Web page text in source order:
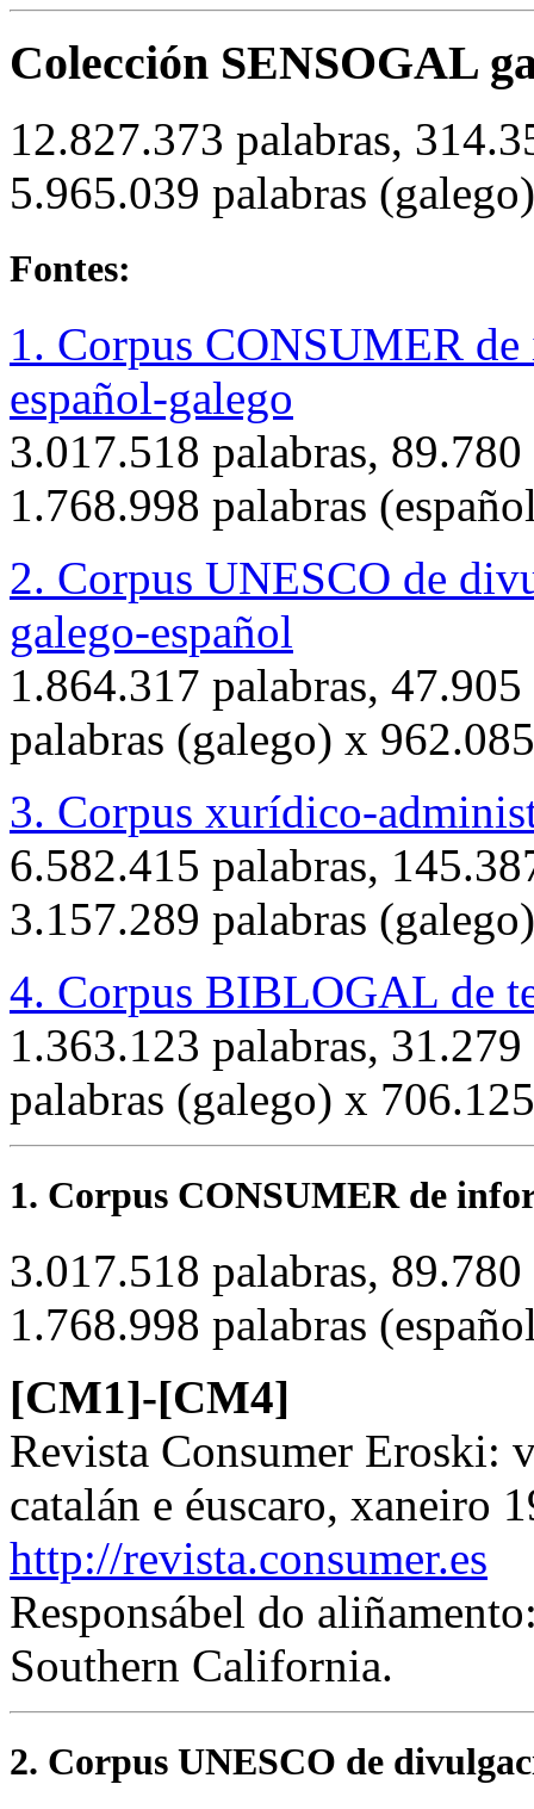
Colección SENSOGAL
12.827.373 palabras,
5.965.039 palabras
Fontes:
1. Corpus CONSUMER
español-galego
3.017.518 palabras,
1.768.998 palabras
2. Corpus UNESCO de
galego-español
1.864.317 palabras,
palabras (galego) x
3. Corpus xurídico-
6.582.415 palabras,
3.157.289 palabras
4. Corpus BIBLOGAL de
1.363.123 palabras,
palabras (galego) x
1. Corpus CONSUMER de
3.017.518 palabras,
1.768.998 palabras
[CM1]-[CM4]
Revista Consumer Eroski:
catalán e éuscaro, xaneiro
http://revista.consumer.es
Responsábel do
Southern California.
2. Corpus UNESCO de